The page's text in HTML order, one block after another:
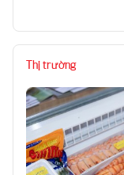
Thị trường